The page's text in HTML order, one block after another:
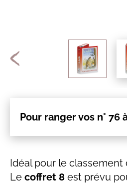
Pour ranger vos n° 76
Idéal pour le classement
Le coffret 8 est prévu